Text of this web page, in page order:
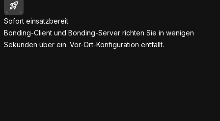
Sofort einsatzbereit
Bonding-Client und Bonding-Server richten Sie in wenigen
Sekunden über ein. Vor-Ort-Konfiguration entfällt.